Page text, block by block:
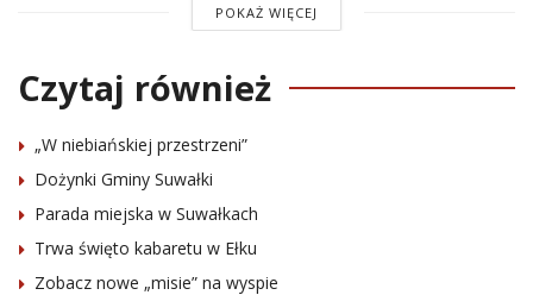
POKAŻ WIĘCEJ
Czytaj również
„W niebiańskiej przestrzeni”
Dożynki Gminy Suwałki
Parada miejska w Suwałkach
Trwa święto kabaretu w Ełku
Zobacz nowe „misie” na wyspie